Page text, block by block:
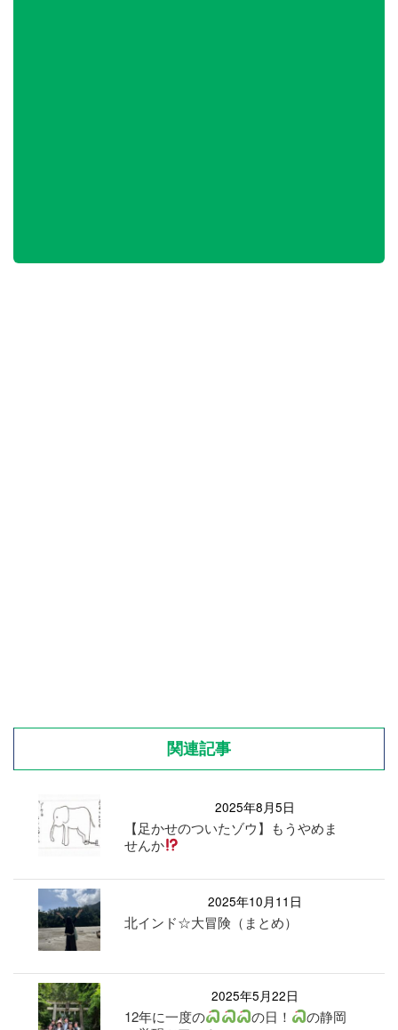
関連記事
2025年8月5日
【足かせのついたゾウ】もうやめま
せんか
2025年10月11日
北インド☆大冒険（まとめ）
2025年5月22日
12年に一度の の日！
の静岡